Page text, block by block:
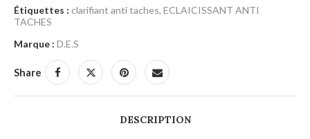
Étiquettes : clarifiant anti taches, ECLAICISSANT ANTI
TACHES
Marque : D.E.S
Share
DESCRIPTION